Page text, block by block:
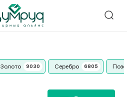
Золото Серебро